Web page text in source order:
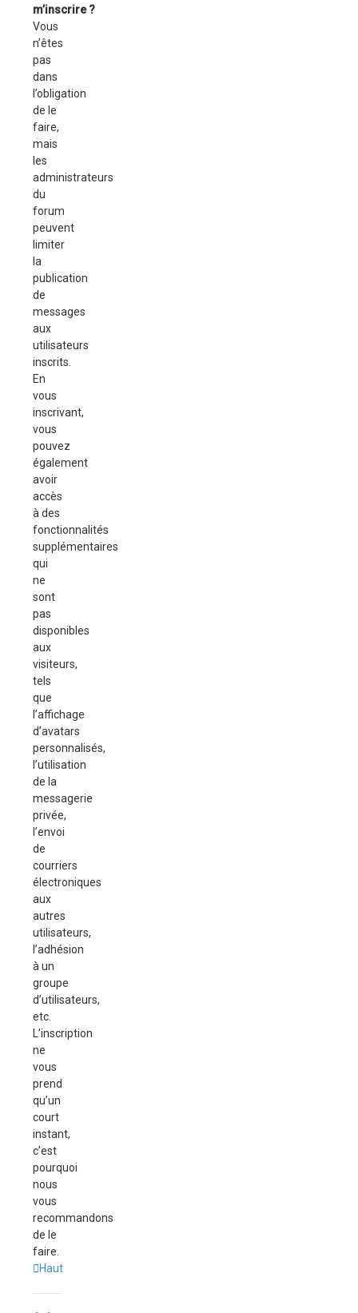
m’inscrire ?
Vous
n’êtes
pas
dans
l’obligation
de le
faire,
mais
les
administrateurs
du
forum
peuvent
limiter
la
publication
de
messages
aux
utilisateurs
inscrits.
En
vous
inscrivant,
vous
pouvez
également
avoir
accès
à des
fonctionnalités
supplémentaires
qui
ne
sont
pas
disponibles
aux
visiteurs,
tels
que
l’affichage
d’avatars
personnalisés,
l’utilisation
de la
messagerie
privée,
l’envoi
de
courriers
électroniques
aux
autres
utilisateurs,
l’adhésion
à un
groupe
d’utilisateurs,
etc.
L’inscription
ne
vous
prend
qu’un
court
instant,
c’est
pourquoi
nous
vous
recommandons
de le
faire.
Haut